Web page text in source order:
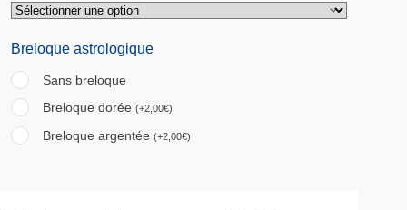
Breloque astrologique
Sans breloque
Breloque dorée (+2,00€)
Breloque argentée (+2,00€)